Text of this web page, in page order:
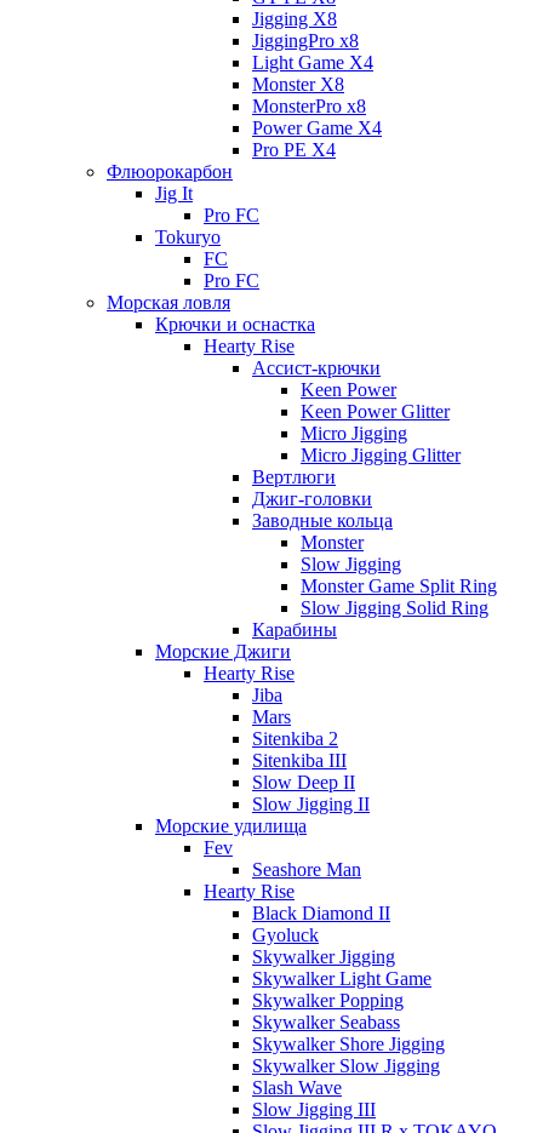
Jigging X8
JiggingPro x8
Light Game X4
Monster X8
MonsterPro x8
Power Game X4
Pro PE X4
Флюорокарбон
Jig It
Pro FC
Tokuryo
FC
Pro FC
Морская ловля
Крючки и оснастка
Hearty Rise
Ассист-крючки
Keen Power
Keen Power Glitter
Micro Jigging
Micro Jigging Glitter
Вертлюги
Джиг-головки
Заводные кольца
Monster
Slow Jigging
Monster Game Split Ring
Slow Jigging Solid Ring
Карабины
Морские Джиги
Hearty Rise
Jiba
Mars
Sitenkiba 2
Sitenkiba III
Slow Deep II
Slow Jigging II
Морские удилища
Fev
Seashore Man
Hearty Rise
Black Diamond II
Gyoluck
Skywalker Jigging
Skywalker Light Game
Skywalker Popping
Skywalker Seabass
Skywalker Shore Jigging
Skywalker Slow Jigging
Slash Wave
Slow Jigging III